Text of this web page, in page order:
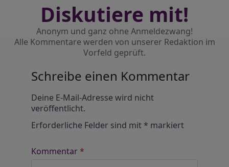
Diskutiere mit!
Anonym und ganz ohne Anmeldezwang!
Alle Kommentare werden von unserer Redaktion im
Vorfeld geprüft.
Schreibe einen Kommentar
Deine E-Mail-Adresse wird nicht
veröffentlicht.
Erforderliche Felder sind mit* markiert
Kommentar*